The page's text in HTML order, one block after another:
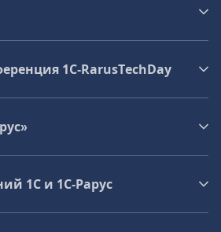
1C‑RarusTechDay
1С и 1С‑Рарус